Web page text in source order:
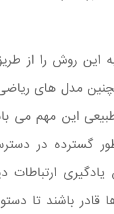
این روش را از
مدل های
این مهم می
گسترده در
ارتباطات
باشند تا